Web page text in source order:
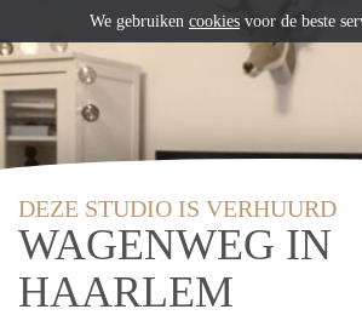
DEZE STUDIO IS VERHUURD
WAGENWEG IN
HAARLEM
We gebruiken cookies voor de beste